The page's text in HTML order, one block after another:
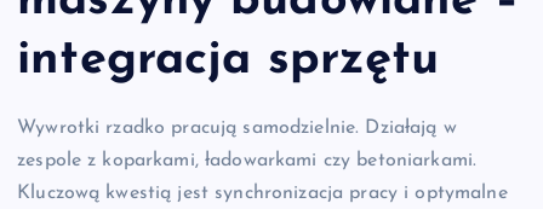
integracja sprzętu
Wywrotki rzadko pracują samodzielnie. Działają w
zespole z koparkami, ładowarkami czy betoniarkami.
Kluczową kwestią jest synchronizacja pracy i optymalne